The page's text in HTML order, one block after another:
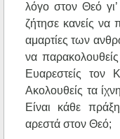
λόγο στον Θεό
ζήτησε κανείς να
αμαρτίες των
να
Ευαρεστείς τον
Ακολουθείς τα
Είναι κάθε
αρεστά στον Θεό;